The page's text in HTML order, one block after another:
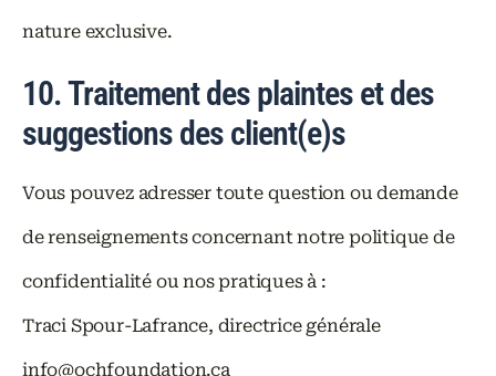
nature exclusive.
10. Traitement des plaintes et des
suggestions des client(e)s
Vous pouvez adresser toute question ou demande
de renseignements concernant notre politique de
confidentialité ou nos pratiques à :
Traci Spour-Lafrance, directrice générale
info@ochfoundation.ca